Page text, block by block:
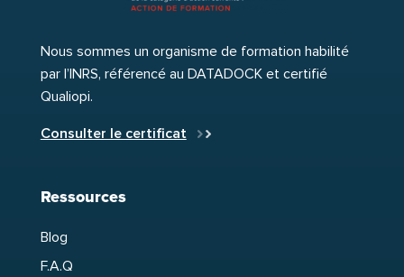
Nous sommes un organisme de formation habilité
par l’INRS, référencé au DATADOCK et certifié
Qualiopi.
Consulter le certificat
Ressources
Blog
F.A.Q